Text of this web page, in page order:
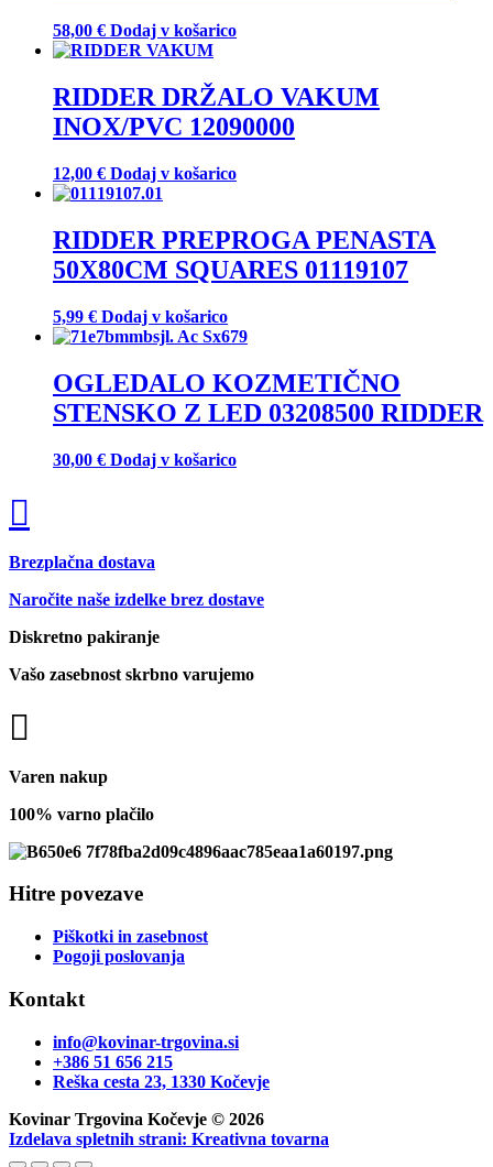
58,00 € Dodaj v košarico
RIDDER DRŽALO VAKUM
INOX/PVC 12090000
12,00 € Dodaj v košarico
RIDDER PREPROGA PENASTA
50X80CM SQUARES 01119107
5,99 € Dodaj v košarico
OGLEDALO KOZMETIČNO
STENSKO Z LED 03208500 RIDDER
30,00 € Dodaj v košarico
Brezplačna dostava
Naročite naše izdelke brez dostave
Diskretno pakiranje
Vašo zasebnost skrbno varujemo
Varen nakup
100% varno plačilo
Hitre povezave
Piškotki in zasebnost
Pogoji poslovanja
Kontakt
info@kovinar-trgovina.si
+386 51 656 215
Reška cesta 23, 1330 Kočevje
Kovinar Trgovina Kočevje © 2026
Izdelava spletnih strani: Kreativna tovarna